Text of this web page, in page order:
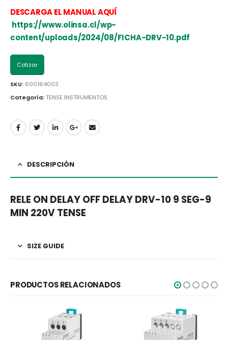
DESCARGA EL MANUAL AQUÍ
https://www.olinsa.cl/wp-
content/uploads/2024/08/FICHA-DRV-10.pdf
Cotizar
SKU: 600164003
Categoría:TENSE INSTRUMENTOS
DESCRIPCIÓN
RELE ON DELAY OFF DELAY DRV-10 9 SEG-9
MIN 220V TENSE
SIZE GUIDE
PRODUCTOS RELACIONADOS